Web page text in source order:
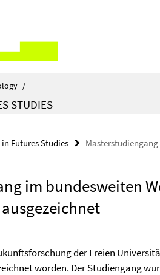
/
STUDIES
Futures Studies
im bundesweiten
der Freien
worden. Der Studiengang